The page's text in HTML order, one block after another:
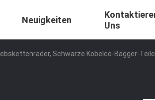
Neuigkeiten
Uns
Schwarze Kobelco-Bagger-Teile